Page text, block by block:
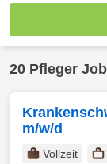
20 Pfleger
m/w/d
Vollzeit